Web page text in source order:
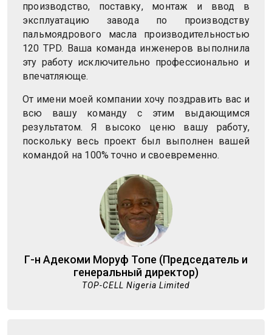
производство, поставку, монтаж и ввод в
эксплуатацию завода по производству
пальмоядрового масла производительностью
120 TPD. Ваша команда инженеров выполнила
эту работу исключительно профессионально и
впечатляюще.
От имени моей компании хочу поздравить вас и
всю вашу команду с этим выдающимся
результатом. Я высоко ценю вашу работу,
поскольку весь проект был выполнен вашей
командой на 100% точно и своевременно.
Г-н Адекоми Моруф Топе (Председатель и
генеральный директор)
TOP-CELL Nigeria Limited